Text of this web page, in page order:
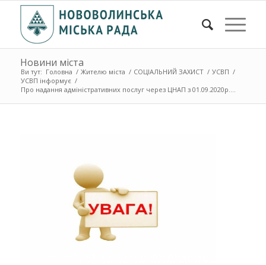
Новини міста
Ви тут: Головна / Жителю міста / СОЦІАЛЬНИЙ ЗАХИСТ / УСВП /
УСВП інформує /
Про надання адміністративних послуг через ЦНАП з 01.09.2020р....